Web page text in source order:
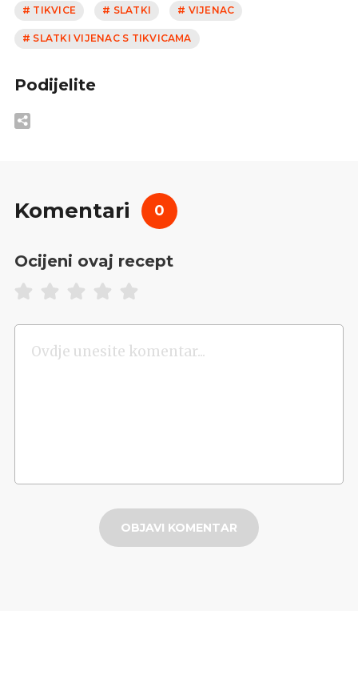
# TIKVICE # SLATKI # VIJENAC
# SLATKI VIJENAC S TIKVICAMA
Podijelite
Komentari 0
Ocijeni ovaj recept
OBJAVI KOMENTAR